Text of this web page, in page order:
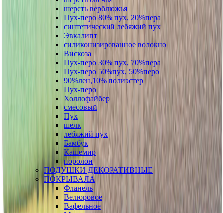
шерсть верблюжья
Пух-перо 80% пух, 20%пера
синтетический лебяжий пух
Эвкалипт
силиконизированное волокно
Вискоза
Пух-перо 30% пух, 70%пера
Пух-перо 50%пух, 50%перо
90%лен,10% полиэстер
Пух-перо
Холлофайбер
смесовый
Пух
шелк
лебяжий пух
Бамбук
Кашемир
поролон
ПОДУШКИ ДЕКОРАТИВНЫЕ
ПОКРЫВАЛА
Фланель
Велюровое
Вафельное